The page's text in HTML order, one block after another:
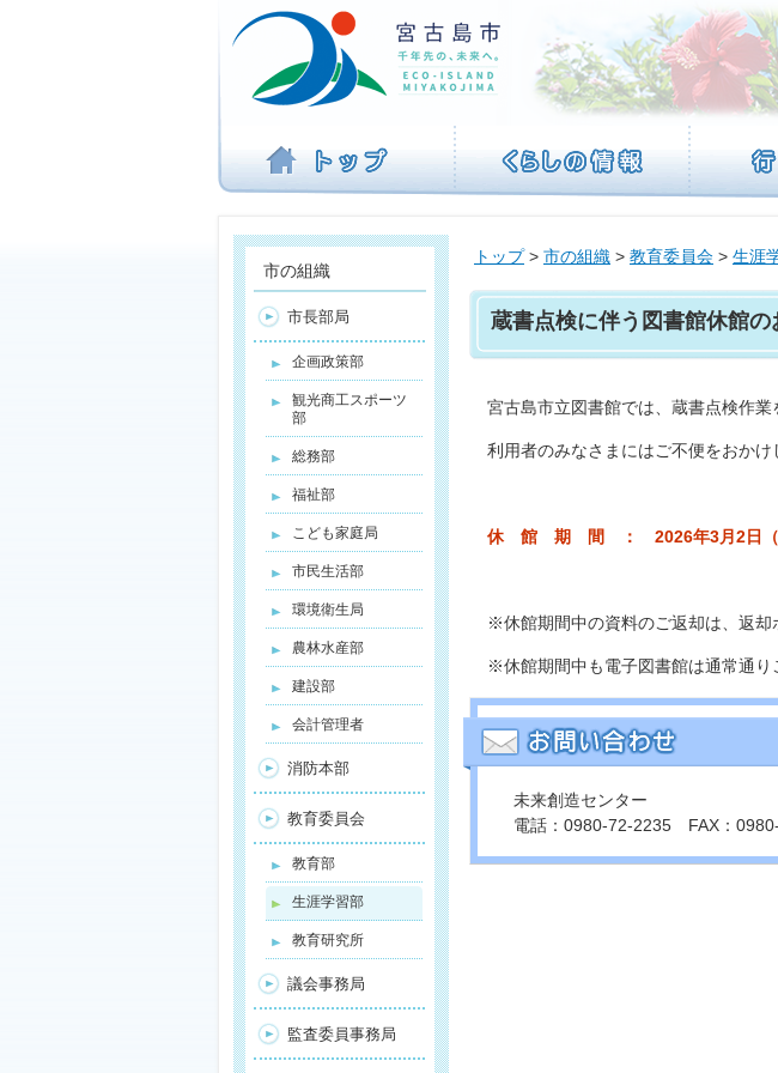
ビ
を
ば
す
トップ> 市の組織 > 教育委員会 > 生涯
蔵書点検に伴う図書館休館の
宮古島市立図書館では、蔵書点検作業
利用者のみなさまにはご不便をおかけ
休 館 期 間 ： 2026年3月2日（
※休館期間中の資料のご返却は、返却
※休館期間中も電子図書館は通常通り
未来創造センター
電話：0980-72-2235 FAX：
市の組織
市長部局
企画政策部
観光商工スポーツ
部
総務部
福祉部
こども家庭局
市民生活部
環境衛生局
農林水産部
建設部
会計管理者
消防本部
教育委員会
教育部
生涯学習部
教育研究所
議会事務局
監査委員事務局